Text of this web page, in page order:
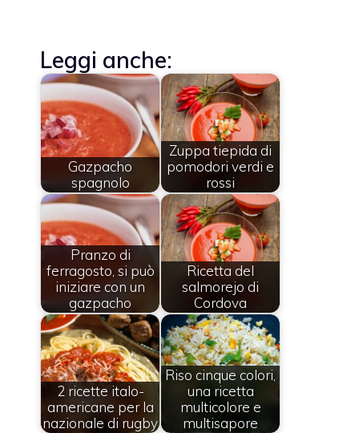
Leggi anche:
Gazpacho
spagnolo
Zuppa tiepida di
pomodori verdi e
rossi
Pranzo di
ferragosto, si può
iniziare con un
gazpacho
Ricetta del
salmorejo di
Cordova
2 ricette italo-
americane per la
nazionale di rugby
Riso cinque colori,
una ricetta
multicolore e
multisapore